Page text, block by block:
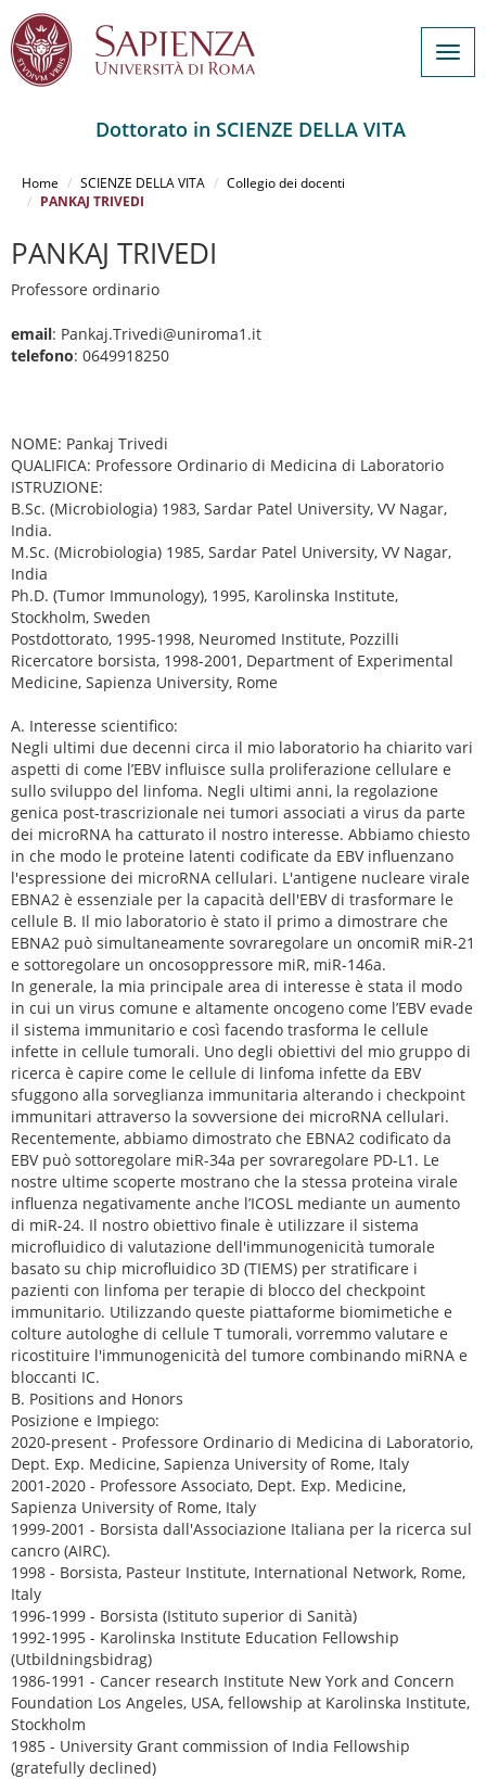
contenuto
Dottorato in SCIENZE DELLA VITA
Home SCIENZE DELLA VITA
Collegio dei docenti
PANKAJ TRIVEDI
PANKAJ TRIVEDI
Professore ordinario
email: Pankaj.Trivedi@uniroma1.it
telefono: 0649918250
NOME: Pankaj Trivedi
QUALIFICA: Professore Ordinario di Medicina di Laboratorio
ISTRUZIONE:
B.Sc. (Microbiologia) 1983, Sardar Patel University, VV Nagar,
India.
M.Sc. (Microbiologia) 1985, Sardar Patel University, VV Nagar,
India
Ph.D. (Tumor Immunology), 1995, Karolinska Institute,
Stockholm, Sweden
Postdottorato, 1995-1998, Neuromed Institute, Pozzilli
Ricercatore borsista, 1998-2001, Department of Experimental
Medicine, Sapienza University, Rome
A. Interesse scientifico:
Negli ultimi due decenni circa il mio laboratorio ha chiarito vari
aspetti di come l’EBV influisce sulla proliferazione cellulare e
sullo sviluppo del linfoma. Negli ultimi anni, la regolazione
genica post-trascrizionale nei tumori associati a virus da parte
dei microRNA ha catturato il nostro interesse. Abbiamo chiesto
in che modo le proteine ​​latenti codificate da EBV influenzano
l'espressione dei microRNA cellulari. L'antigene nucleare virale
EBNA2 è essenziale per la capacità dell'EBV di trasformare le
cellule B. Il mio laboratorio è stato il primo a dimostrare che
EBNA2 può simultaneamente sovraregolare un oncomiR miR-21
e sottoregolare un oncosoppressore miR, miR-146a.
In generale, la mia principale area di interesse è stata il modo
in cui un virus comune e altamente oncogeno come l’EBV evade
il sistema immunitario e così facendo trasforma le cellule
infette in cellule tumorali. Uno degli obiettivi del mio gruppo di
ricerca è capire come le cellule di linfoma infette da EBV
sfuggono alla sorveglianza immunitaria alterando i checkpoint
immunitari attraverso la sovversione dei microRNA cellulari.
Recentemente, abbiamo dimostrato che EBNA2 codificato da
EBV può sottoregolare miR-34a per sovraregolare PD-L1. Le
nostre ultime scoperte mostrano che la stessa proteina virale
influenza negativamente anche l’ICOSL mediante un aumento
di miR-24. Il nostro obiettivo finale è utilizzare il sistema
microfluidico di valutazione dell'immunogenicità tumorale
basato su chip microfluidico 3D (TIEMS) per stratificare i
pazienti con linfoma per terapie di blocco del checkpoint
immunitario. Utilizzando queste piattaforme biomimetiche e
colture autologhe di cellule T tumorali, vorremmo valutare e
ricostituire l'immunogenicità del tumore combinando miRNA e
bloccanti IC.
B. Positions and Honors
Posizione e Impiego:
2020-present - Professore Ordinario di Medicina di Laboratorio,
Dept. Exp. Medicine, Sapienza University of Rome, Italy
2001-2020 - Professore Associato, Dept. Exp. Medicine,
Sapienza University of Rome, Italy
1999-2001 - Borsista dall'Associazione Italiana per la ricerca sul
cancro (AIRC).
1998 - Borsista, Pasteur Institute, International Network, Rome,
Italy
1996-1999 - Borsista (Istituto superior di Sanità)
1992-1995 - Karolinska Institute Education Fellowship
(Utbildningsbidrag)
1986-1991 - Cancer research Institute New York and Concern
Foundation Los Angeles, USA, fellowship at Karolinska Institute,
Stockholm
1985 - University Grant commission of India Fellowship
(gratefully declined)